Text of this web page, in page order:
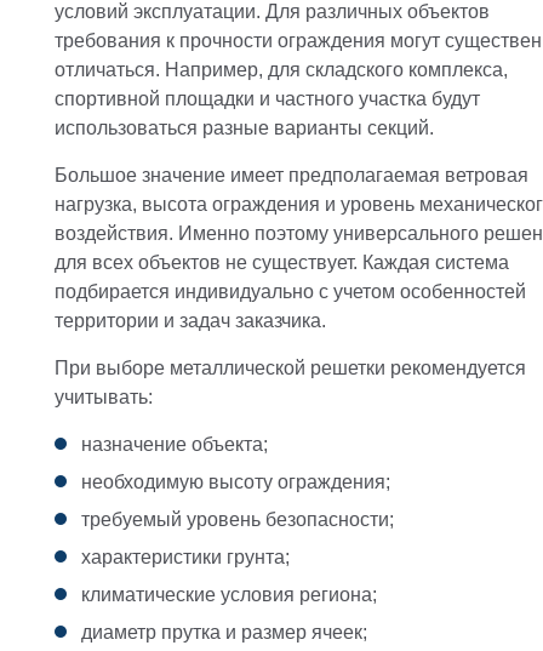
условий эксплуатации. Для различных объектов
требования к прочности ограждения могут
отличаться. Например, для складского комплекса,
спортивной площадки и частного участка будут
использоваться разные варианты секций.
Большое значение имеет предполагаемая ветровая
нагрузка, высота ограждения и уровень
воздействия. Именно поэтому универсального
для всех объектов не существует. Каждая система
подбирается индивидуально с учетом особенностей
территории и задач заказчика.
При выборе металлической решетки рекомендуется
учитывать:
назначение объекта;
необходимую высоту ограждения;
требуемый уровень безопасности;
характеристики грунта;
климатические условия региона;
диаметр прутка и размер ячеек;